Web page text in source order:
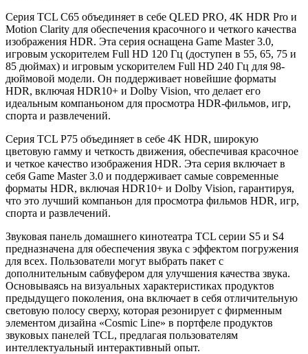
Серия TCL C65 объединяет в себе QLED PRO, 4K HDR Pro и
Motion Clarity для обеспечения красочного и четкого качества
изображения HDR. Эта серия оснащена Game Master 3.0,
игровым ускорителем Full HD 120 Гц (доступен в 55, 65, 75 и
85 дюймах) и игровым ускорителем Full HD 240 Гц для 98-
дюймовой модели. Он поддерживает новейшие форматы
HDR, включая HDR10+ и Dolby Vision, что делает его
идеальным компаньоном для просмотра HDR-фильмов, игр,
спорта и развлечений.
Серия TCL P75 объединяет в себе 4K HDR, широкую
цветовую гамму и четкость движения, обеспечивая красочное
и четкое качество изображения HDR. Эта серия включает в
себя Game Master 3.0 и поддерживает самые современные
форматы HDR, включая HDR10+ и Dolby Vision, гарантируя,
что это лучший компаньон для просмотра фильмов HDR, игр,
спорта и развлечений.
Звуковая панель домашнего кинотеатра TCL серии S5 и S4
предназначена для обеспечения звука с эффектом погружения
для всех. Пользователи могут выбрать пакет с
дополнительным сабвуфером для улучшения качества звука.
Основываясь на визуальных характеристиках продуктов
предыдущего поколения, она включает в себя отличительную
световую полосу сверху, которая резонирует с фирменным
элементом дизайна «Cosmic Line» в портфеле продуктов
звуковых панелей TCL, предлагая пользователям
интеллектуальный интерактивный опыт.